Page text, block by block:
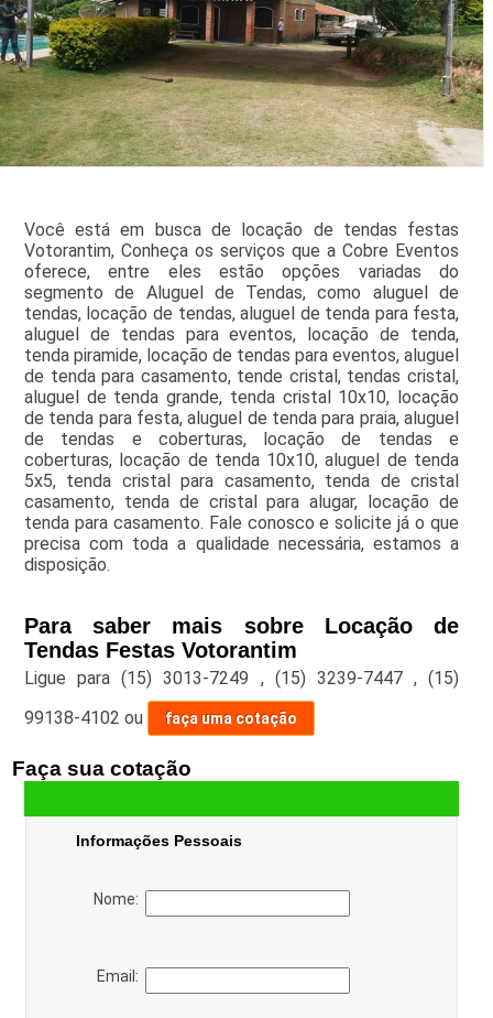
Você está em busca de locação de tendas festas
Votorantim, Conheça os serviços que a Cobre Eventos
oferece, entre eles estão opções variadas do
segmento de Aluguel de Tendas, como aluguel de
tendas, locação de tendas, aluguel de tenda para festa,
aluguel de tendas para eventos, locação de tenda,
tenda piramide, locação de tendas para eventos, aluguel
de tenda para casamento, tende cristal, tendas cristal,
aluguel de tenda grande, tenda cristal 10x10, locação
de tenda para festa, aluguel de tenda para praia, aluguel
de tendas e coberturas, locação de tendas e
coberturas, locação de tenda 10x10, aluguel de tenda
5x5, tenda cristal para casamento, tenda de cristal
casamento, tenda de cristal para alugar, locação de
tenda para casamento. Fale conosco e solicite já o que
precisa com toda a qualidade necessária, estamos a
disposição.
Para saber mais sobre Locação de
Tendas Festas Votorantim
Ligue para(15) 3013-7249 , (15) 3239-7447 ,(15)
99138-4102 ou faça uma cotação
Faça sua cotação
Informações Pessoais
Nome:
Email: